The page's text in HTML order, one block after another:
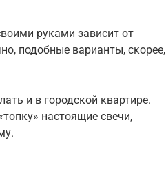
руками зависит от
подобные варианты, скорее,
и в городской квартире.
настоящие свечи,